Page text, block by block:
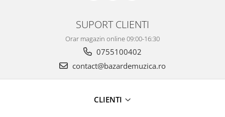
SUPORT CLIENTI
Orar magazin online 09:00-16:30
0755100402
contact@bazardemuzica.ro
CLIENTI